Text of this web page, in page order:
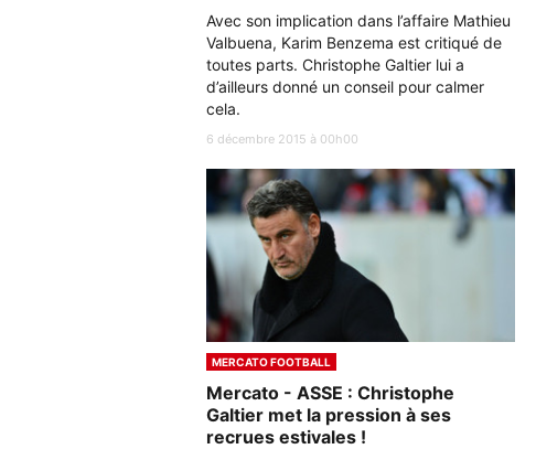
Avec son implication dans l’affaire Mathieu
Valbuena, Karim Benzema est critiqué de
toutes parts. Christophe Galtier lui a
d’ailleurs donné un conseil pour calmer
cela.
6 décembre 2015 à 00h00
MERCATO FOOTBALL
Mercato - ASSE : Christophe
Galtier met la pression à ses
recrues estivales !